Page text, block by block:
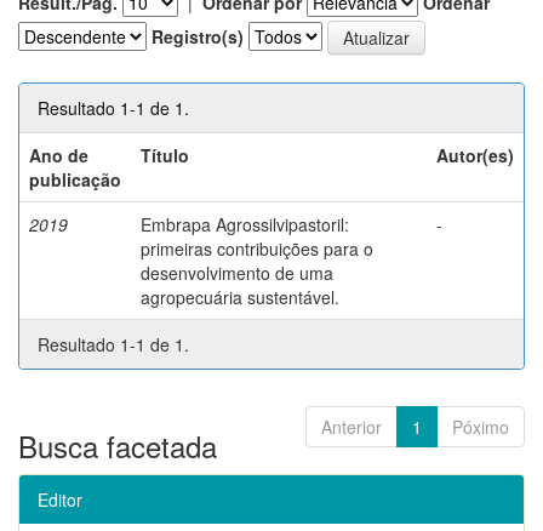
Registro(s)
Resultado 1-1 de 1.
Ano de
publicação
Título Autor(es)
2019
Embrapa Agrossilvipastoril:
primeiras contribuições para o
desenvolvimento de uma
agropecuária sustentável.
-
Resultado 1-1 de 1.
Anterior 1 Póximo
Busca facetada
Editor